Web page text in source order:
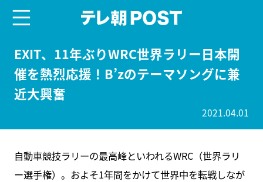
EXIT、11年ぶりWRC世界ラリー日本開
催を熱烈応援！B’zのテーマソングに兼
近大興奮
2021.04.01
自動車競技ラリーの最高峰といわれるWRC（世界ラリ
ー選手権）。およそ1年間をかけて世界中を転戦しなが